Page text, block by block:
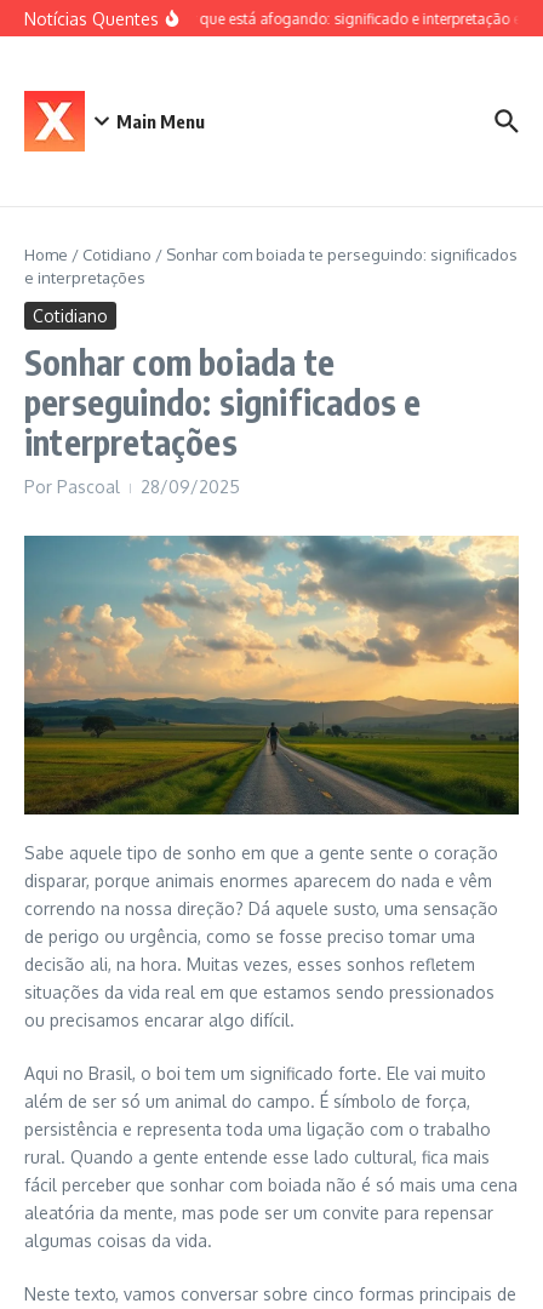
Ir para o conteúdo
Notícias QuentesSonhar que está afogando: significado e interpretação
Main Menu
Home / Cotidiano / Sonhar com boiada te perseguindo: significados
e interpretações
Cotidiano
Sonhar com boiada te
perseguindo: significados e
interpretações
Por Pascoal 28/09/2025
Sabe aquele tipo de sonho em que a gente sente o coração
disparar, porque animais enormes aparecem do nada e vêm
correndo na nossa direção? Dá aquele susto, uma sensação
de perigo ou urgência, como se fosse preciso tomar uma
decisão ali, na hora. Muitas vezes, esses sonhos refletem
situações da vida real em que estamos sendo pressionados
ou precisamos encarar algo difícil.
Aqui no Brasil, o boi tem um significado forte. Ele vai muito
além de ser só um animal do campo. É símbolo de força,
persistência e representa toda uma ligação com o trabalho
rural. Quando a gente entende esse lado cultural, fica mais
fácil perceber que sonhar com boiada não é só mais uma cena
aleatória da mente, mas pode ser um convite para repensar
algumas coisas da vida.
Neste texto, vamos conversar sobre cinco formas principais de